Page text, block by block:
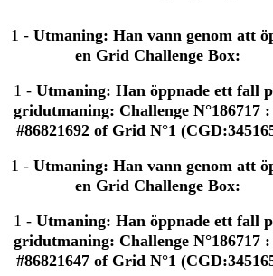
1 -Utmaning: Han vann genom att
en Grid Challenge Box:
1 - Utmaning: Han öppnade ett fall
gridutmaning: Challenge N°186717
#86821692 of Grid N°1
1 -Utmaning: Han vann genom att
en Grid Challenge Box:
1 - Utmaning: Han öppnade ett fall
gridutmaning: Challenge N°186717
#86821647 of Grid N°1